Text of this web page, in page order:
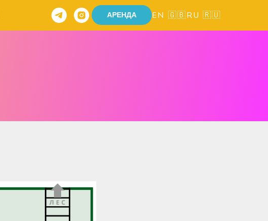
АРЕНДА EN 🇬🇧 RU 🇷🇺